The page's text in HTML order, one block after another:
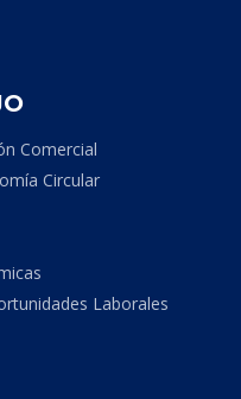
Comercial
Circular
Laborales